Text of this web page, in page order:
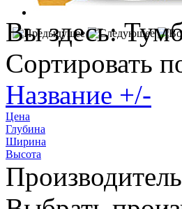
Вы здесь:
Сортировать
Название +/-
Цена
Глубина
Ширина
Высота